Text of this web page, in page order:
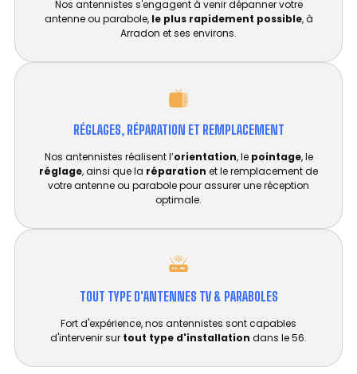
Nos antennistes s'engagent à venir dépanner votre
antenne ou parabole, le plus rapidement possible, à
Arradon et ses environs.
RÉGLAGES, RÉPARATION ET REMPLACEMENT​
Nos antennistes réalisent l’orientation, le pointage, le
réglage, ainsi que la réparation et le remplacement de
votre antenne ou parabole pour assurer une réception
optimale.
TOUT TYPE D'ANTENNES TV & PARABOLES
Fort d'expérience, nos antennistes sont capables
d'intervenir sur tout type d'installation dans le 56.